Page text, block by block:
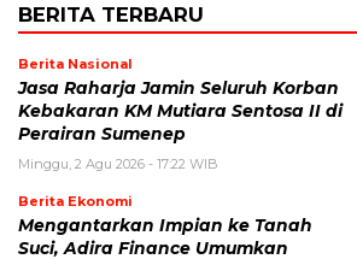
BERITA TERBARU
Berita Nasional
Jasa Raharja Jamin Seluruh Korban
Kebakaran KM Mutiara Sentosa II di
Perairan Sumenep
Minggu, 2 Agu 2026 - 17:22 WIB
Berita Ekonomi
Mengantarkan Impian ke Tanah
Suci, Adira Finance Umumkan